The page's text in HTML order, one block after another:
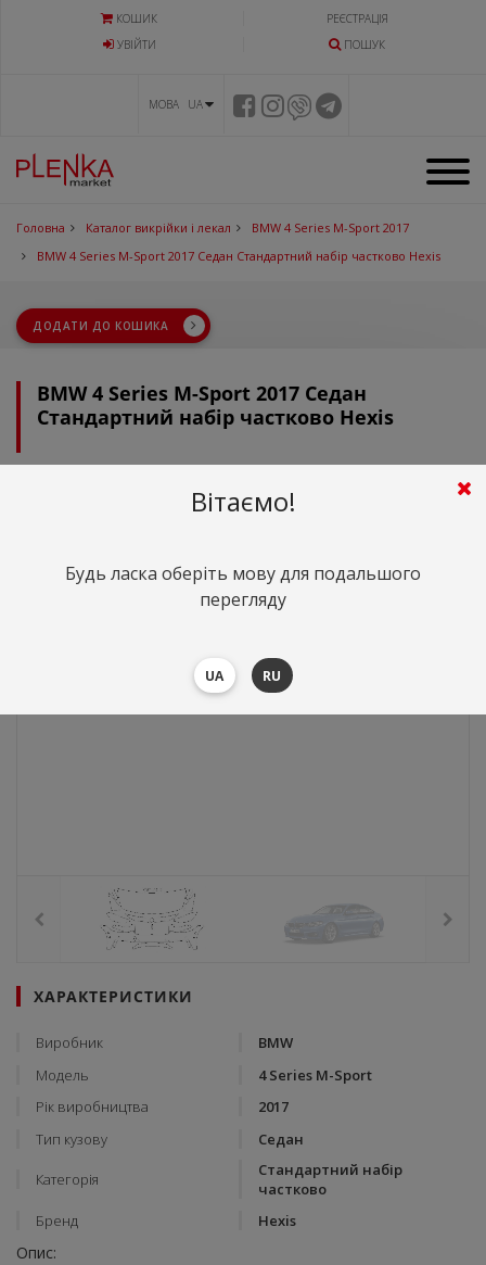
КОШИК
РЕЄСТРАЦІЯ
УВIЙТИ
ПОШУК
МОВА UA
Головна Каталог викрійки і лекал
BMW 4 Series M-Sport 2017
BMW 4 Series M-Sport 2017 Седан Стандартний набір частково Hexis
ДОДАТИ ДО КОШИКА
BMW 4 Series M-Sport 2017 Седан
Стандартний набір частково Hexis
грн. ($180.72)
ХАРАКТЕРИСТИКИ
Виробник
BMW
Модель
4 Series M-Sport
Рік виробництва
2017
Тип кузову
Седан
Категорія
Стандартний набір
частково
Бренд
Hexis
Опис:
Вітаємо!
Будь ласка оберіть мову для подальшого
перегляду
UA RU